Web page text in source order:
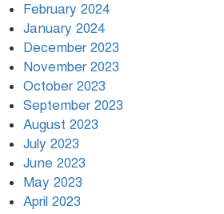
February 2024
January 2024
December 2023
November 2023
October 2023
September 2023
August 2023
July 2023
June 2023
May 2023
April 2023